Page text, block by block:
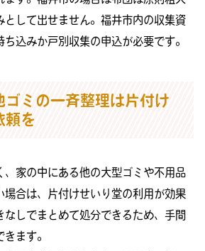
として出せません。福井市内の収集資
込みか戸別収集の申込が必要です。
ゴミの一斉整理は片付け
頼を
、家の中にある他の大型ゴミや不用品
場合は、片付けせいり堂の利用が効果
なしでまとめて処分できるため、手間
ます。